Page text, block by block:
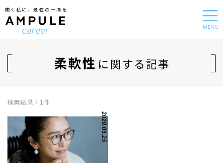
働く私に、最強の一滴を
MENU
柔軟性 に関する記事
検索結果：1件
2020.03.25